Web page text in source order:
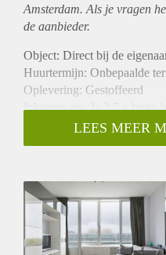
Amsterdam. Als je vragen
de aanbieder.
Object: Direct bij de
Huurtermijn: Onbepaalde
Oplevering: Gestoffeerd
Inkomen eis: Ja 2,7 x bruto
Garantiestelling mogelijk: Ja
Borg: 1 maand
Gedeelde keuken: Nee
Gedeelde Douche: Nee
Gedeelde woonkamer: Nee
Huisgenoten: Nee
LEES MEER